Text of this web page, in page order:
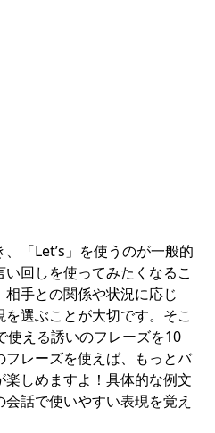
「Let’s」を使うのが一般的
回しを使ってみたくなるこ
手との関係や状況に応じ
選ぶことが大切です。そこ
使える誘いのフレーズを10
レーズを使えば、もっとバ
しめますよ！具体的な例文
話で使いやすい表現を覚え